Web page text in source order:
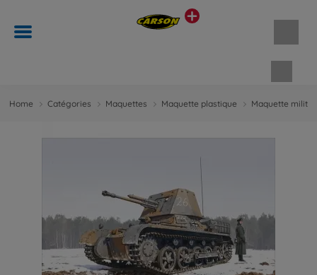
Home Catégories Maquettes Maquette plastique Maquette